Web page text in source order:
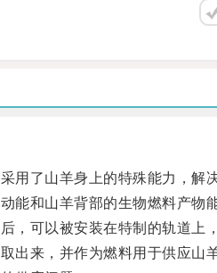
了山羊身上的特殊能力，解
和山羊背部的生物燃料产物能
可以被安装在特制的轨道上，
来，并作为燃料用于供应山羊